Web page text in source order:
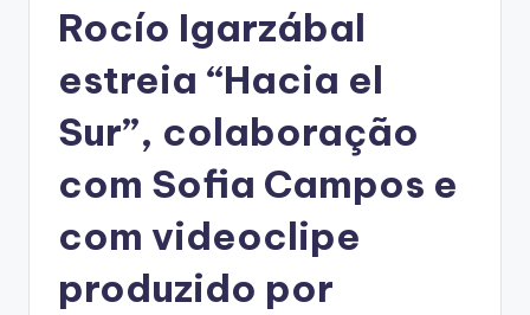
Rocío Igarzábal
estreia “Hacia el
Sur”, colaboração
com Sofia Campos e
com videoclipe
produzido por